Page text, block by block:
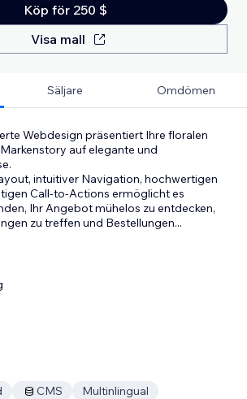
Köp för 250 $
Visa mall
Säljare Omdömen
Webdesign präsentiert Ihre floralen
auf elegante und
intuitiver Navigation, hochwertigen
Call-to-Actions ermöglicht es
Ihr Angebot mühelos zu entdecken,
zu treffen und Bestellungen...
CMS
Multinlingual